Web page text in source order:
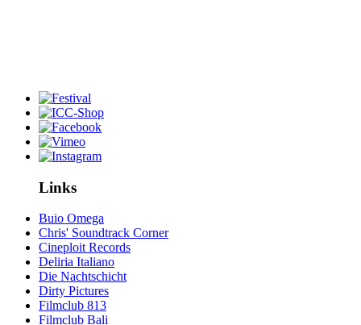
Links
Buio Omega
Chris' Soundtrack Corner
Cineploit Records
Deliria Italiano
Die Nachtschicht
Dirty Pictures
Filmclub 813
Filmclub Bali